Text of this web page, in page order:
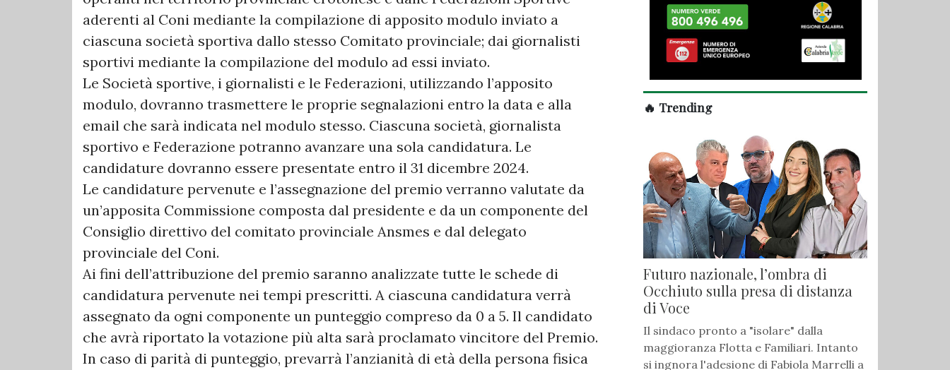
aderenti al Coni mediante la compilazione di apposito modulo inviato a
ciascuna società sportiva dallo stesso Comitato provinciale; dai giornalisti
sportivi mediante la compilazione del modulo ad essi inviato.
Le Società sportive, i giornalisti e le Federazioni, utilizzando l’apposito
modulo, dovranno trasmettere le proprie segnalazioni entro la data e alla
email che sarà indicata nel modulo stesso. Ciascuna società, giornalista
sportivo e Federazione potranno avanzare una sola candidatura. Le
candidature dovranno essere presentate entro il 31 dicembre 2024.
Le candidature pervenute e l’assegnazione del premio verranno valutate da
un’apposita Commissione composta dal presidente e da un componente del
Consiglio direttivo del comitato provinciale Ansmes e dal delegato
provinciale del Coni.
Ai fini dell’attribuzione del premio saranno analizzate tutte le schede di
candidatura pervenute nei tempi prescritti. A ciascuna candidatura verrà
assegnato da ogni componente un punteggio compreso da 0 a 5. Il candidato
che avrà riportato la votazione più alta sarà proclamato vincitore del Premio.
In caso di parità di punteggio, prevarrà l’anzianità di età della persona fisica
🔥 Trending
Futuro nazionale, l’ombra di
Occhiuto sulla presa di distanza
di Voce
Il sindaco pronto a "isolare" dalla
maggioranza Flotta e Familiari. Intanto
si ingnora l'adesione di Fabiola Marrelli a